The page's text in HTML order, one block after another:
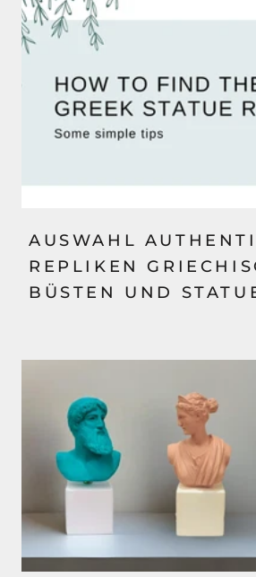
AUSWAHL
REPLIKEN
BÜSTEN UND